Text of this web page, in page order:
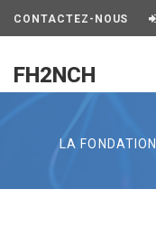
CONTACTEZ-NOUS
FH2NCH
LA FONDATION